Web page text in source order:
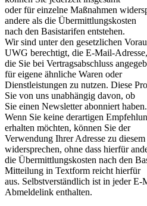
oder für einzelne Maßnahmen
andere als die Übermittlungskosten
nach den Basistarifen entstehen.
Wir sind unter den gesetzlichen
UWG berechtigt, die E-Mail-Adresse,
die Sie bei Vertragsabschluss
für eigene ähnliche Waren oder
Dienstleistungen zu nutzen. Diese
Sie von uns unabhängig davon, ob
Sie einen Newsletter abonniert haben.
Wenn Sie keine derartigen
erhalten möchten, können Sie der
Verwendung Ihrer Adresse zu
widersprechen, ohne dass hierfür
die Übermittlungskosten nach den
Mitteilung in Textform reicht hierfür
aus. Selbstverständlich ist in jeder E-
Abmeldelink enthalten.